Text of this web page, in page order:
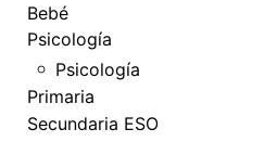
Bebé
Psicología
Psicología
Primaria
Secundaria ESO